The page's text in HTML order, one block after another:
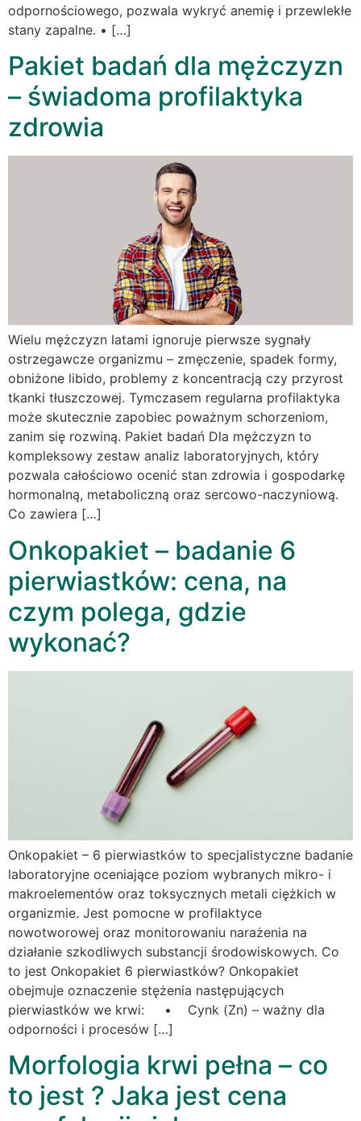
odpornościowego, pozwala wykryć anemię i przewlekłe
stany zapalne. • […]
Pakiet badań dla mężczyzn
– świadoma profilaktyka
zdrowia
Wielu mężczyzn latami ignoruje pierwsze sygnały
ostrzegawcze organizmu – zmęczenie, spadek formy,
obniżone libido, problemy z koncentracją czy przyrost
tkanki tłuszczowej. Tymczasem regularna profilaktyka
może skutecznie zapobiec poważnym schorzeniom,
zanim się rozwiną. Pakiet badań Dla mężczyzn to
kompleksowy zestaw analiz laboratoryjnych, który
pozwala całościowo ocenić stan zdrowia i gospodarkę
hormonalną, metaboliczną oraz sercowo-naczyniową.
Co zawiera […]
Onkopakiet – badanie 6
pierwiastków: cena, na
czym polega, gdzie
wykonać?
Onkopakiet – 6 pierwiastków to specjalistyczne badanie
laboratoryjne oceniające poziom wybranych mikro- i
makroelementów oraz toksycznych metali ciężkich w
organizmie. Jest pomocne w profilaktyce
nowotworowej oraz monitorowaniu narażenia na
działanie szkodliwych substancji środowiskowych. Co
to jest Onkopakiet 6 pierwiastków? Onkopakiet
obejmuje oznaczenie stężenia następujących
pierwiastków we krwi: • Cynk (Zn) – ważny dla
odporności i procesów […]
Morfologia krwi pełna – co
to jest ? Jaka jest cena